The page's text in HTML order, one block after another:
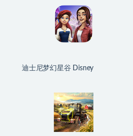
迪士尼梦幻星谷 Disney